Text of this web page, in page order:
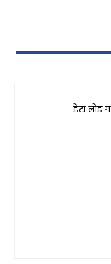
डेटा लोड